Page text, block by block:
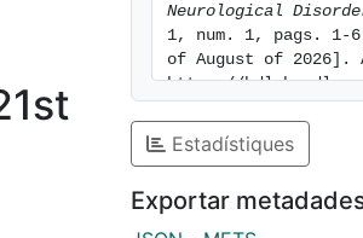
Neurological
1, num. 1, pags. 1-
of August of 2026].
https://
Estadístiques
Exportar